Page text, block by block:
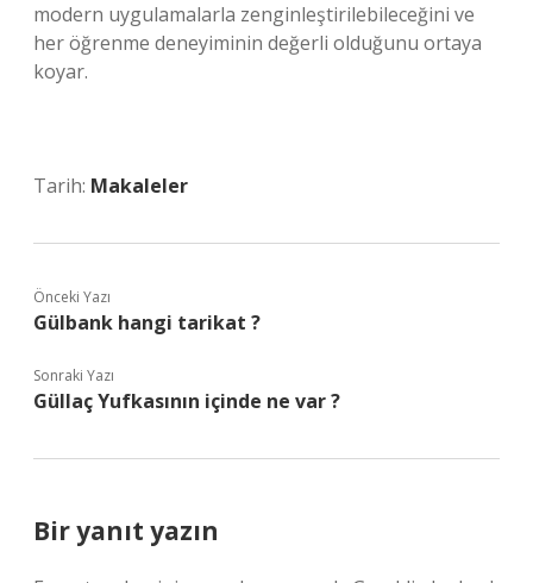
modern uygulamalarla zenginleştirilebileceğini ve
her öğrenme deneyiminin değerli olduğunu ortaya
koyar.
Tarih: Makaleler
Önceki Yazı
Gülbank hangi tarikat ?
Sonraki Yazı
Güllaç Yufkasının içinde ne var ?
Bir yanıt yazın